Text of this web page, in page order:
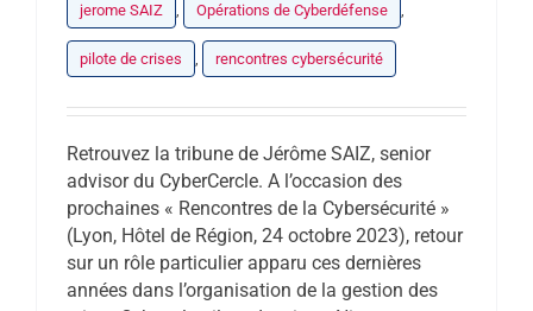
jerome SAIZ , Opérations de Cyberdéfense ,
pilote de crises , rencontres cybersécurité
Retrouvez la tribune de Jérôme SAIZ, senior
advisor du CyberCercle. A l’occasion des
prochaines « Rencontres de la Cybersécurité »
(Lyon, Hôtel de Région, 24 octobre 2023), retour
sur un rôle particulier apparu ces dernières
années dans l’organisation de la gestion des